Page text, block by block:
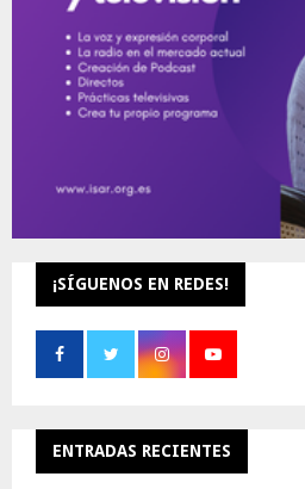
¡SÍGUENOS EN REDES!
ENTRADAS RECIENTES